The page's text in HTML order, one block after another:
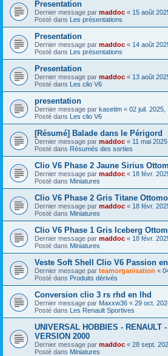
Presentation
Dernier message par maddoc « 15 août
Posté dans Les présentations
Presentation
Dernier message par maddoc « 14 août
Posté dans Les présentations
Presentation
Dernier message par maddoc « 13 août
Posté dans Les clio V6
presentation
Dernier message par kasetim « 02 juil. 2025,
Posté dans Les clio V6
[Résumé] Balade dans le Périgord
Dernier message par maddoc « 11 mai
Posté dans Résumés des sorties
Clio V6 Phase 2 Jaune Sirius
Dernier message par maddoc « 18 févr.
Posté dans Miniatures
Clio V6 Phase 2 Gris Titane
Dernier message par maddoc « 18 févr.
Posté dans Miniatures
Clio V6 Phase 1 Gris Iceberg
Dernier message par maddoc « 18 févr.
Posté dans Miniatures
Veste Soft Shell Clio V6 Passion
Dernier message par teamorganisation «
Posté dans Produits dérivés
Conversion clio 3 rs rhd en lhd
Dernier message par Maxxw36 « 29 oct.
Posté dans Les Renault Sportives
UNIVERSAL HOBBIES - RENAULT
VERSION 2000
Dernier message par maddoc « 28 sept.
Posté dans Miniatures